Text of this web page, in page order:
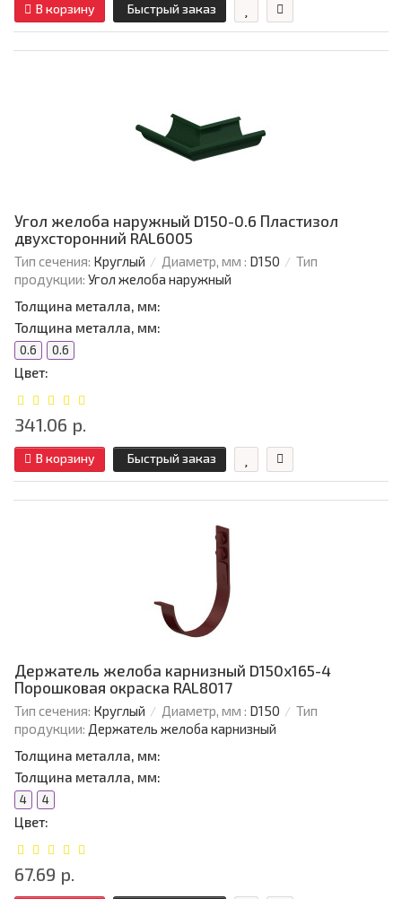
В корзину Быстрый заказ
Угол желоба наружный D150-0.6 Пластизол
двухсторонний RAL6005
Тип сечения: Круглый Диаметр, мм : D150
Тип
продукции: Угол желоба наружный
Толщина металла, мм:
Толщина металла, мм:
0.6 0.6
Цвет:
341.06 р.
В корзину Быстрый заказ
Держатель желоба карнизный D150х165-4
Порошковая окраска RAL8017
Тип сечения: Круглый Диаметр, мм : D150
Тип
продукции: Держатель желоба карнизный
Толщина металла, мм:
Толщина металла, мм:
4 4
Цвет:
67.69 р.